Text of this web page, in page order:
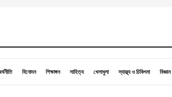
বিনোদন শিক্ষাঙ্গন সাহিত্য খেলাধুলা স্বাস্থ্য ও চিকিৎসা